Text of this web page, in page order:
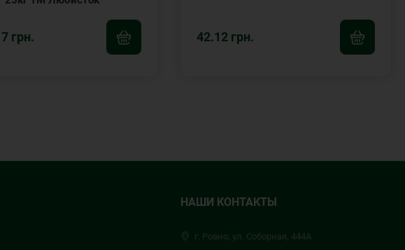
грн. 42.12 грн.
НАШИ КОНТАКТЫ
г. Ровно, ул. Соборная, 444А